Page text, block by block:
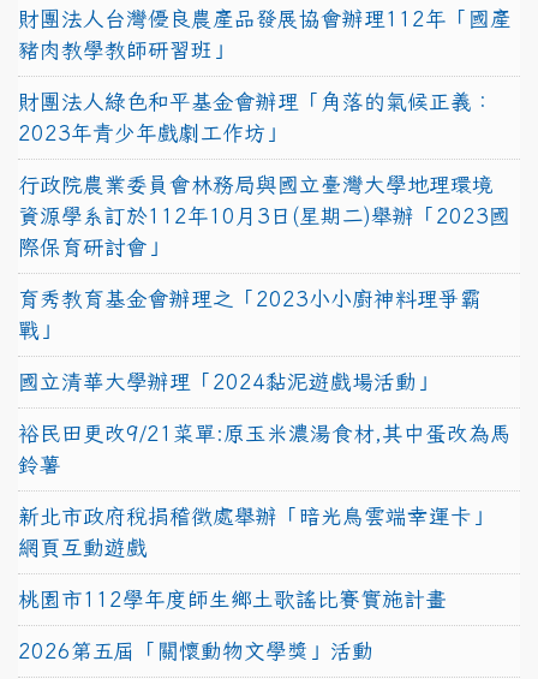
財團法人台灣優良農產品發展協會辦理112年「國產
豬肉教學教師研習班」
財團法人綠色和平基金會辦理「角落的氣候正義：
2023年青少年戲劇工作坊」
行政院農業委員會林務局與國立臺灣大學地理環境
資源學系訂於112年10月3日(星期二)舉辦「2023國
際保育研討會」
育秀教育基金會辦理之「2023小小廚神料理爭霸
戰」
國立清華大學辦理「2024黏泥遊戲場活動」
裕民田更改9/21菜單:原玉米濃湯食材,其中蛋改為馬
鈴薯
新北市政府稅捐稽徵處舉辦「暗光鳥雲端幸運卡」
網頁互動遊戲
桃園市112學年度師生鄉土歌謠比賽實施計畫
2026第五屆「關懷動物文學獎」活動